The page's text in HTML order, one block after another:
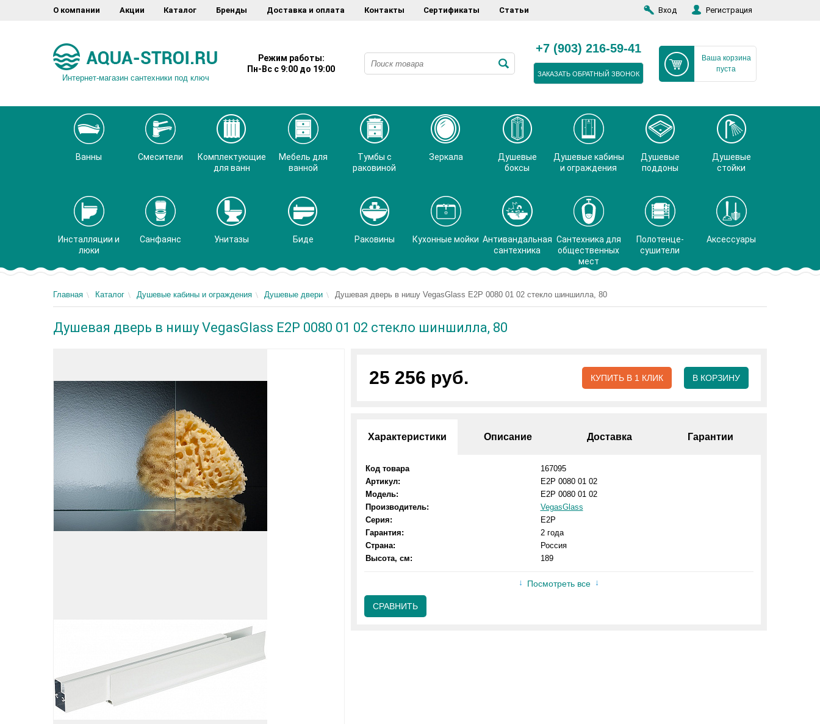
О компании Акции Каталог Бренды Доставка и оплата Контакты Сертификаты Статьи Вход Регистрация
Интернет-магазин сантехники под ключ
Режим работы:
Пн-Вс с 9:00 до 19:00
+7 (903) 216-59-41
ЗАКАЗАТЬ ОБРАТНЫЙ ЗВОНОК
Ваша корзина
пуста
Ванны Смесители
Комплектующие
для ванн
Мебель для
ванной
Тумбы с
раковиной
Зеркала
Душевые
боксы
Душевые кабины
и ограждения
Душевые
поддоны
Душевые
стойки
Инсталляции и
люки
Санфаянс Унитазы Биде Раковины Кухонные мойки Антивандальная
сантехника
Сантехника для
общественных
мест
Полотенце-
сушители
Аксессуары
Главная Каталог Душевые кабины и ограждения Душевые двери Душевая дверь в нишу VegasGlass E2P 0080 01 02 стекло шиншилла, 80
Душевая дверь в нишу VegasGlass E2P 0080 01 02 стекло шиншилла, 80
25 256 руб. КУПИТЬ В 1 КЛИК В КОРЗИНУ
Характеристики Описание Доставка Гарантии
Код товара
167095
Артикул:
E2P 0080 01 02
Модель:
E2P 0080 01 02
Производитель:
VegasGlass
Серия:
E2P
Гарантия:
2 года
Страна:
Россия
Высота, см:
189
Посмотреть все
СРАВНИТЬ